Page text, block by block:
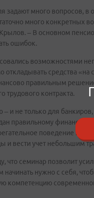
задают много вопросов, в
много
– В основном
ошибок.
возможностями
откладывать средства
правильным
трудового контракта.
– и не только для
правильному
поведение
и вести учет небольшим
что семинар позволит
начинать нужно с себя,
компетенцию